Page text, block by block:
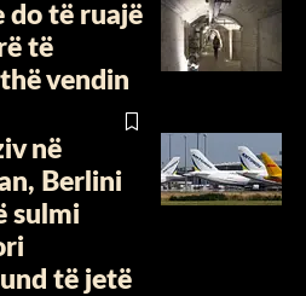
do të ruajë
të
vendin
në
Berlini
sulmi
të jetë